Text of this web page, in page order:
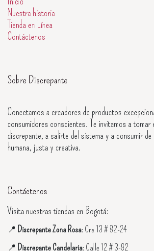
Nuestra historia
Tienda en Línea
Contáctenos
Sobre Discrepante
Conectamos a creadores de productos
consumidores conscientes. Te invitamos a tomar
discrepante, a salirte del sistema y a consumir de
humana, justa y creativa.
Contáctenos
Visita nuestras tiendas en Bogotá:
📍 Discrepante Zona Rosa: Cra 13 # 82-24
📍 Discrepante Candelaria: Calle 12 # 3-92